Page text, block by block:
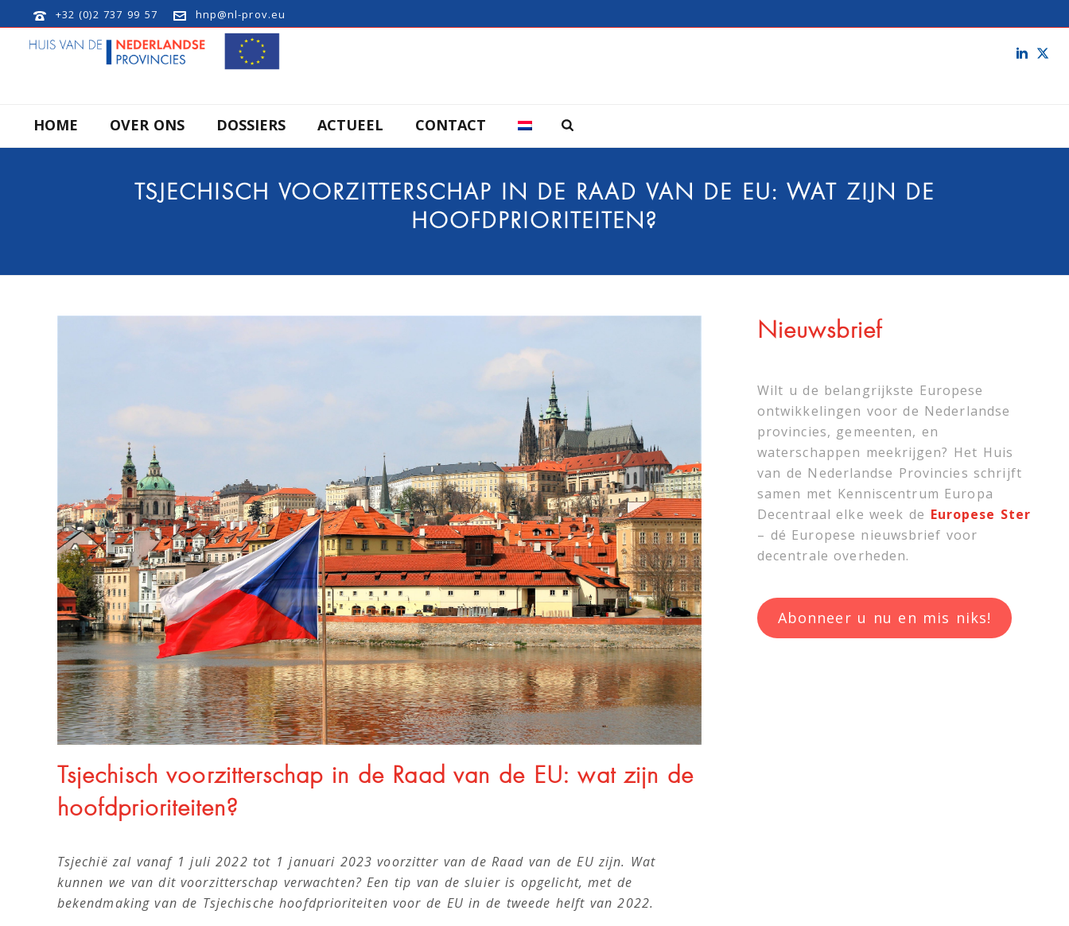
+32 (0)2 737 99 57 hnp@nl-prov.eu
HOME OVER ONS DOSSIERS ACTUEEL CONTACT
TSJECHISCH VOORZITTERSCHAP IN DE RAAD VAN DE EU: WAT ZIJN DE
HOOFDPRIORITEITEN?
Tsjechisch voorzitterschap in de Raad van de EU: wat zijn de
hoofdprioriteiten?
Tsjechië zal vanaf 1 juli 2022 tot 1 januari 2023 voorzitter van de Raad van de EU zijn. Wat
kunnen we van dit voorzitterschap verwachten? Een tip van de sluier is opgelicht, met de
bekendmaking van de Tsjechische hoofdprioriteiten voor de EU in de tweede helft van 2022.
Nieuwsbrief
Wilt u de belangrijkste Europese
ontwikkelingen voor de Nederlandse
provincies, gemeenten, en
waterschappen meekrijgen? Het Huis
van de Nederlandse Provincies schrijft
samen met Kenniscentrum Europa
Decentraal elke week de Europese Ster
– dé Europese nieuwsbrief voor
decentrale overheden.
Abonneer u nu en mis niks!